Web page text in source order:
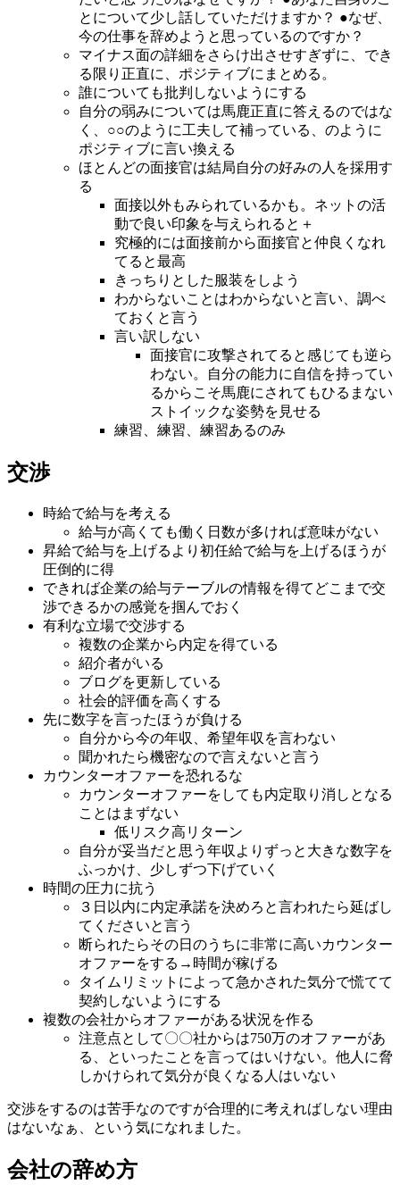
とについて少し話していただけますか？ ●なぜ、
今の仕事を辞めようと思っているのですか？
マイナス面の詳細をさらけ出させすぎずに、でき
る限り正直に、ポジティブにまとめる。
誰についても批判しないようにする
自分の弱みについては馬鹿正直に答えるのではな
く、○○のように工夫して補っている、のように
ポジティブに言い換える
ほとんどの面接官は結局自分の好みの人を採用す
る
面接以外もみられているかも。ネットの活
動で良い印象を与えられると＋
究極的には面接前から面接官と仲良くなれ
てると最高
きっちりとした服装をしよう
わからないことはわからないと言い、調べ
ておくと言う
言い訳しない
面接官に攻撃されてると感じても逆ら
わない。自分の能力に自信を持ってい
るからこそ馬鹿にされてもひるまない
ストイックな姿勢を見せる
練習、練習、練習あるのみ
交渉
時給で給与を考える
給与が高くても働く日数が多ければ意味がない
昇給で給与を上げるより初任給で給与を上げるほうが
圧倒的に得
できれば企業の給与テーブルの情報を得てどこまで交
渉できるかの感覚を掴んでおく
有利な立場で交渉する
複数の企業から内定を得ている
紹介者がいる
ブログを更新している
社会的評価を高くする
先に数字を言ったほうが負ける
自分から今の年収、希望年収を言わない
聞かれたら機密なので言えないと言う
カウンターオファーを恐れるな
カウンターオファーをしても内定取り消しとなる
ことはまずない
低リスク高リターン
自分が妥当だと思う年収よりずっと大きな数字を
ふっかけ、少しずつ下げていく
時間の圧力に抗う
３日以内に内定承諾を決めろと言われたら延ばし
てくださいと言う
断られたらその日のうちに非常に高いカウンター
オファーをする→時間が稼げる
タイムリミットによって急かされた気分で慌てて
契約しないようにする
複数の会社からオファーがある状況を作る
注意点として〇〇社からは750万のオファーがあ
る、といったことを言ってはいけない。他人に脅
しかけられて気分が良くなる人はいない
交渉をするのは苦手なのですが合理的に考えればしない理由
はないなぁ、という気になれました。
会社の辞め方